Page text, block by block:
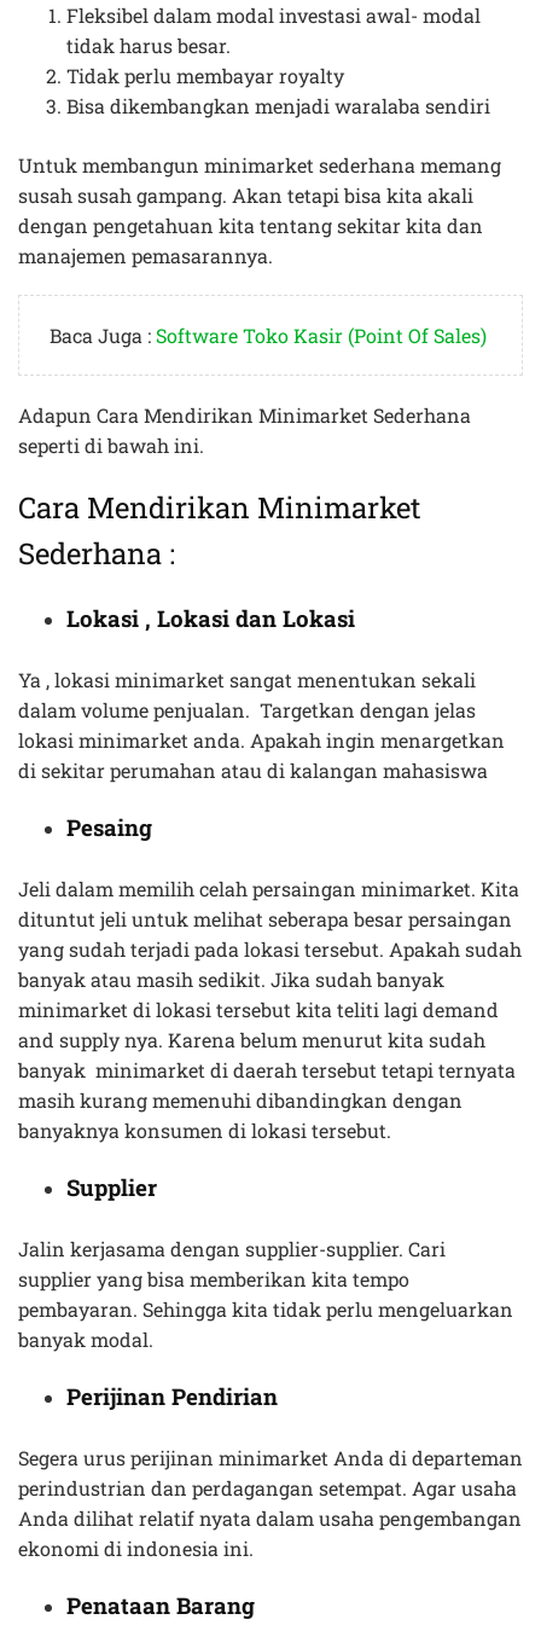
Fleksibel dalam modal investasi awal- modal
tidak harus besar.
Tidak perlu membayar royalty
Bisa dikembangkan menjadi waralaba sendiri
Untuk membangun minimarket sederhana memang
susah susah gampang. Akan tetapi bisa kita akali
dengan pengetahuan kita tentang sekitar kita dan
manajemen pemasarannya.
Baca Juga :Software Toko Kasir (Point Of Sales)
Adapun Cara Mendirikan Minimarket Sederhana
seperti di bawah ini.
Cara Mendirikan Minimarket
Sederhana :
Lokasi , Lokasi dan Lokasi
Ya , lokasi minimarket sangat menentukan sekali
dalam volume penjualan. Targetkan dengan jelas
lokasi minimarket anda. Apakah ingin menargetkan
di sekitar perumahan atau di kalangan mahasiswa
Pesaing
Jeli dalam memilih celah persaingan minimarket. Kita
dituntut jeli untuk melihat seberapa besar persaingan
yang sudah terjadi pada lokasi tersebut. Apakah sudah
banyak atau masih sedikit. Jika sudah banyak
minimarket di lokasi tersebut kita teliti lagi demand
and supply nya. Karena belum menurut kita sudah
banyak minimarket di daerah tersebut tetapi ternyata
masih kurang memenuhi dibandingkan dengan
banyaknya konsumen di lokasi tersebut.
Supplier
Jalin kerjasama dengan supplier-supplier. Cari
supplier yang bisa memberikan kita tempo
pembayaran. Sehingga kita tidak perlu mengeluarkan
banyak modal.
Perijinan Pendirian
Segera urus perijinan minimarket Anda di departeman
perindustrian dan perdagangan setempat. Agar usaha
Anda dilihat relatif nyata dalam usaha pengembangan
ekonomi di indonesia ini.
Penataan Barang